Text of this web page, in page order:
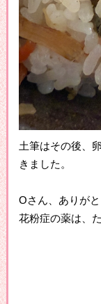
土筆はその後、
きました。
Oさん、ありがと
花粉症の薬は、